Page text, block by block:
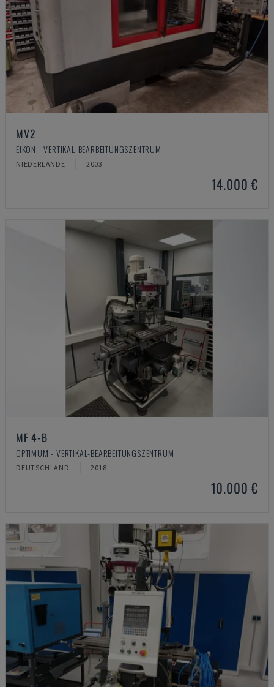
MV2
EIKON - VERTIKAL-BEARBEITUNGSZENTRUM
NIEDERLANDE 2003
14.000 €
MF 4-B
OPTIMUM - VERTIKAL-BEARBEITUNGSZENTRUM
DEUTSCHLAND 2018
10.000 €